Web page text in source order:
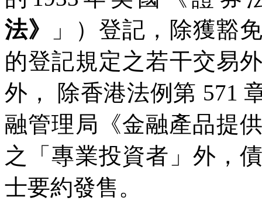
法》
」）登記，除獲豁
的登記規定之若干交易
外， 除香港法例第 571
融管理局《金融產品提
之「專業投資者」外，
士要約發售。